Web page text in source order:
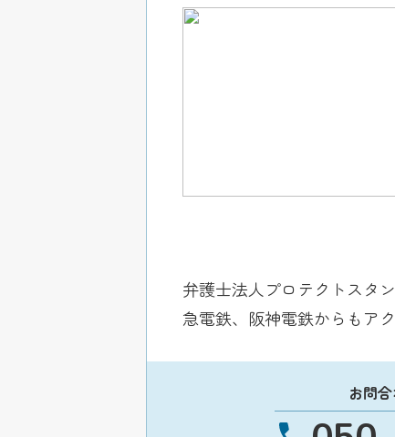
弁護士法人プロテクトスタ
急電鉄、阪神電鉄からもア
お問